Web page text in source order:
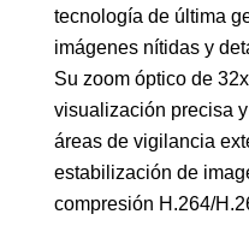
tecnología de última
imágenes nítidas y
Su zoom óptico de
visualización precisa
áreas de vigilancia
estabilización de
compresión H.264/